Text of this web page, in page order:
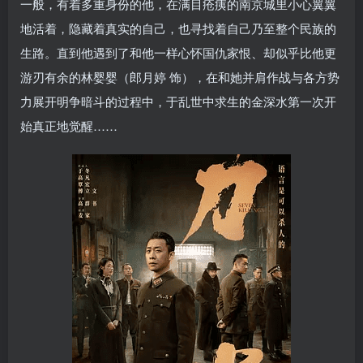
一般，有着多重身份的他，在满目疮痍的南京城里小心翼翼
地活着，隐藏着真实的自己，也寻找着自己乃至整个民族的
生路。直到他遇到了和他一样心怀国仇家恨、却似乎比他更
游刃有余的林婴婴（郎月婷 饰），在和她并肩作战与各方势
力展开明争暗斗的过程中，于乱世中求生的金深水第一次开
始真正地觉醒……